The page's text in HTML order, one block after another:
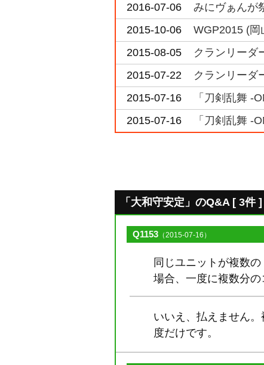
2016-07-06
みにヴぁんが
2015-10-06
WGP2015 (
2015-08-05
クランリーダ
2015-07-22
クランリーダ
2015-07-16
「刀剣乱舞 -
2015-07-16
「刀剣乱舞 -
「大和守安定」のQ&A [ 3件 ]
Q1153 （2015-07-16）
同じユニットが複数
場合、一度に複数分の
いいえ、払えません
度だけです。